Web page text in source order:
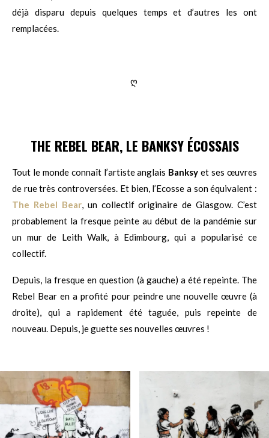
déjà disparu depuis quelques temps et d’autres les ont
remplacées.
ღ
THE REBEL BEAR, LE BANKSY ÉCOSSAIS
Tout le monde connaît l’artiste anglais Banksy et ses œuvres
de rue très controversées. Et bien, l’Ecosse a son équivalent :
The Rebel Bear, un collectif originaire de Glasgow. C’est
probablement la fresque peinte au début de la pandémie sur
un mur de Leith Walk, à Edimbourg, qui a popularisé ce
collectif.
Depuis, la fresque en question (à gauche) a été repeinte. The
Rebel Bear en a profité pour peindre une nouvelle œuvre (à
droite), qui a rapidement été taguée, puis repeinte de
nouveau. Depuis, je guette ses nouvelles œuvres !